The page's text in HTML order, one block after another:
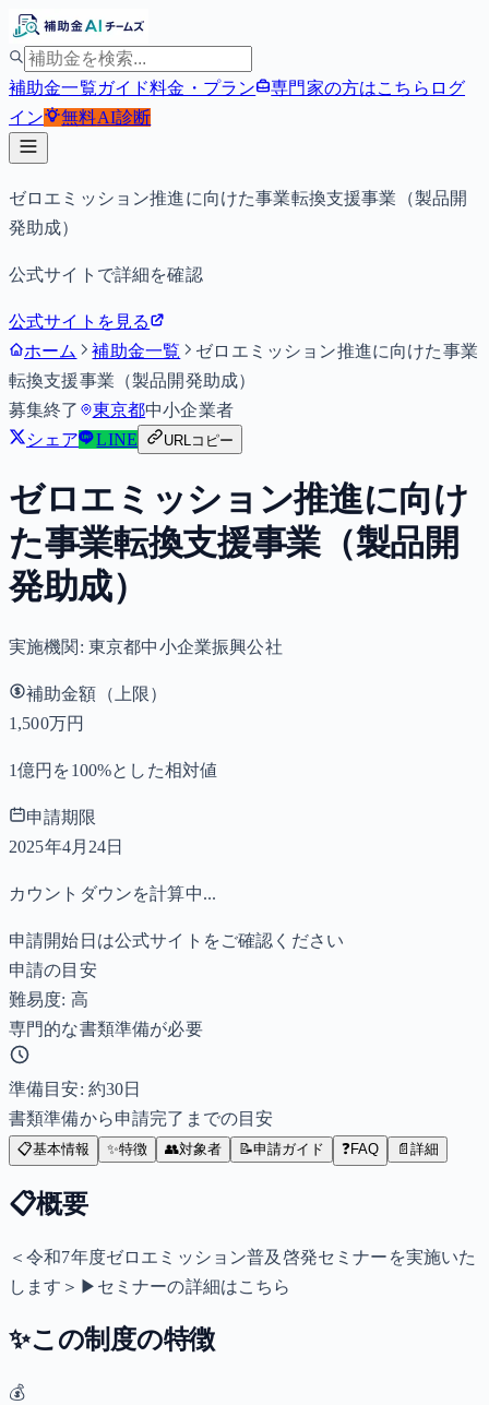
補助金一覧ガイド料金・プラン 専門家の方はこちら ログ
イン
無料AI診断
ゼロエミッション推進に向けた事業転換支援事業（製品開
発助成）
公式サイトで詳細を確認
公式サイトを見る
ホーム
補助金一覧
ゼロエミッション推進に向けた事業
転換支援事業（製品開発助成）
募集終了
東京都中小企業者
シェア
LINE URLコピー
ゼロエミッション推進に向け
た事業転換支援事業（製品開
発助成）
実施機関: 東京都中小企業振興公社
補助金額（上限）
1,500万円
1億円を100%とした相対値
申請期限
2025年4月24日
カウントダウンを計算中...
申請開始日は公式サイトをご確認ください
申請の目安
難易度: 高
専門的な書類準備が必要
準備目安: 約30日
書類準備から申請完了までの目安
📋基本情報 ✨特徴 👥対象者 📝申請ガイド ❓FAQ 📄 詳細
📋概要
＜令和7年度ゼロエミッション普及啓発セミナーを実施いた
します＞▶セミナーの詳細はこちら
✨この制度の特徴
💰